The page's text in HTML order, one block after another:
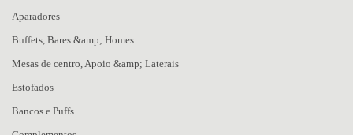
Aparadores
Buffets, Bares &amp; Homes
Mesas de centro, Apoio &amp; Laterais
Estofados
Bancos e Puffs